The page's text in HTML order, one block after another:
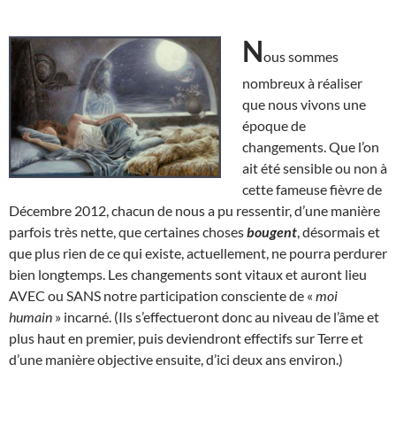
Nous sommes
nombreux à réaliser
que nous vivons une
époque de
changements. Que l’on
ait été sensible ou non à
cette fameuse fièvre de
Décembre 2012, chacun de nous a pu ressentir, d’une manière
parfois très nette, que certaines chosesbougent , désormais et
que plus rien de ce qui existe, actuellement, ne pourra perdurer
bien longtemps. Les changements sont vitaux et auront lieu
AVEC ou SANS notre participation consciente de « moi
humain » incarné. (Ils s’effectueront donc au niveau de l’âme et
plus haut en premier, puis deviendront effectifs sur Terre et
d’une manière objective ensuite, d’ici deux ans environ.)